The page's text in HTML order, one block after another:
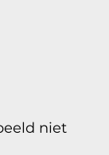
niet